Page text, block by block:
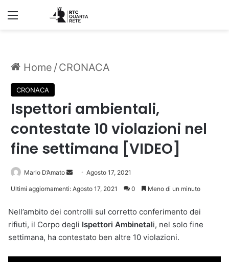
Menu
Home /CRONACA
CRONACA
Ispettori ambientali,
contestate 10 violazioni nel
fine settimana [VIDEO]
Mario D’Amato
Invia Agosto 17, 2021
Ultimi aggiornamenti: Agosto 17, 2021 0 Meno di un minuto
Nell’ambito dei controlli sul corretto conferimento dei
rifiuti, il Corpo degli Ispettori Ambinetali, nel solo fine
settimana, ha contestato ben altre 10 violazioni.